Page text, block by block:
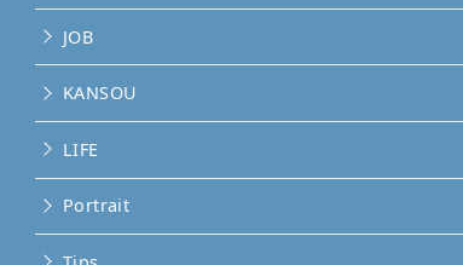
JOB
KANSOU
LIFE
Portrait